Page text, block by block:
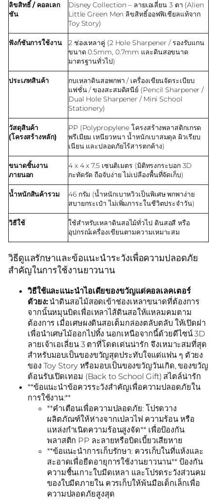
ลิขสิทธิ์ / คอลเลก
ชัน
Disney Collection – ลายเอเลี่ยน 3 ตา (Alien
Little Green Men ลิขสิทธิ์ออฟฟิเชียลแท้จาก
Toy Story)
ฟังก์ชันการใช้งาน
2 ช่องเหลาคู่ (2 Hole Sharpener / รองรับแกน
ขนาด 0.5mm, 0.7mm และดินสอขนาด
มาตรฐานทั่วไป)
ประเภทสินค้า
กบเหลาดินสอพกพา / เครื่องเขียนจัดระเบียบ
แฟชั่น / ของสะสมดิสนีย์ (Pencil Sharpener /
Dual Hole Sharpener / Mini School
Stationery)
วัสดุสินค้า
(โครงสร้างหลัก)
PP (Polypropylene โครงสร้างพลาสติกเกรด
พรีเมียม เหนียวหนา น้ำหนักเบาสมดุล ผิวเรียบ
เนียน และปลอดภัยไร้สารตกค้าง)
ขนาดชิ้นงาน
ภายนอก
4 x 4 x 7.5 เซนติเมตร (มิติทรงกระบอก 3D
กะทัดรัด ถือจับง่าย ไม่เปลืองพื้นที่จัดเก็บ)
น้ำหนักสินค้ารวม
46 กรัม (น้ำหนักเบาหวิวเป็นพิเศษ พกพาง่าย
สบายกระเป๋า ไม่เพิ่มภาระในชีวิตประจำวัน)
วิธีใช้
ใช้สำหรับเหลาดินสอไม้ทั่วไป ดินสอสี หรือ
อุปกรณ์เครื่องเขียนตามความเหมาะสม
วิธีดูแลรักษาและข้อแนะนำระวังเพื่อความปลอดภัย
สำคัญในการใช้งานยาวนาน
วิธีใช้และแนะนำไอเดียของขวัญแด่คอลเลคเตอร์
ตัวยง:นำดินสอไม้สอดเข้าช่องเหลาขนาดที่ต้องการ
จากนั้นหมุนบิดเพื่อเหลาไส้ดินสอให้แหลมคมตาม
ต้องการ เมื่อเศษผงดินสอเต็มกล่องตลับตลับ ให้เปิดฝา
เพื่อนำเศษไม้ออกไปทิ้ง นอกเหนือจากนี้ด้วยดีไซน์ 3D
ลายเจ้าเอเลี่ยน 3 ตาที่โดดเด่นน่ารัก จึงเหมาะสมที่สุด
สำหรับมอบเป็นของขวัญสุดประทับใจแด่แฟน ๆ ตัวยง
ของ Toy Story หรือมอบเป็นของขวัญวันเกิด, ของขวัญ
ต้อนรับเปิดเทอม (Back to School Gift) สไตล์น่ารัก
**ข้อแนะนำข้อควรระวังสำคัญเพื่อความปลอดภัยใน
การใช้งาน:**
**คำเตือนเพื่อความปลอดภัย: โปรดวาง
ผลิตภัณฑ์ให้ห่างจากเปลวไฟ ความร้อน หรือ
แหล่งกำเนิดความร้อนสูงจัด** เพื่อป้องกัน
พลาสติก PP ละลายหรือบิดเบี้ยวเสียหาย
**ข้อแนะนำการเก็บรักษา: ควรเก็บในที่แห้งและ
สะอาดเพื่อยืดอายุการใช้งานยาวนาน** ป้องกัน
ความชื้นเกาะใบมีดเหลา และโปรดระวังส่วนคม
ของใบมีดภายใน ควรเก็บให้พ้นมือเด็กเล็กเพื่อ
ความปลอดภัยสูงสุด